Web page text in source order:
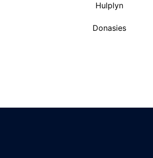
Hulplyn
Donasies